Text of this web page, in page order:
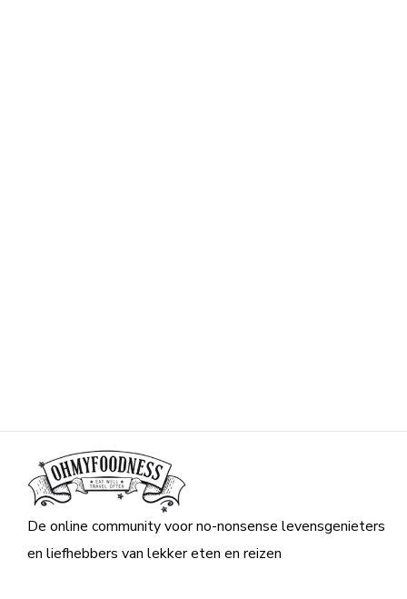
De online community voor no-nonsense levensgenieters
en liefhebbers van lekker eten en reizen